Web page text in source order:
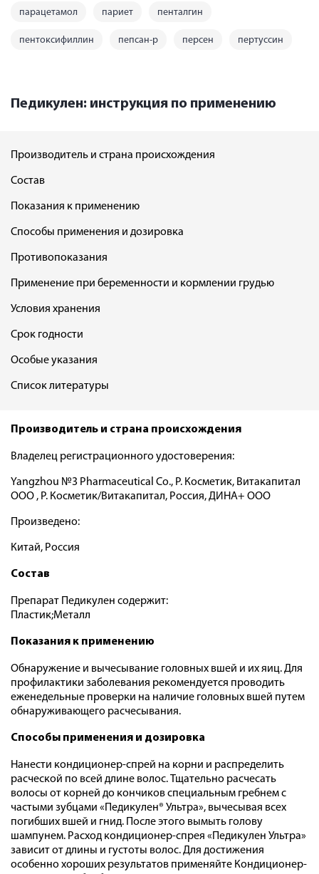
парацетамол париет пенталгин
пентоксифиллин пепсан-р персен пертуссин
Педикулен: инструкция по применению
Производитель и страна происхождения
Состав
Показания к применению
Способы применения и дозировка
Противопоказания
Применение при беременности и кормлении грудью
Условия хранения
Срок годности
Особые указания
Список литературы
Производитель и страна происхождения
Владелец регистрационного удостоверения:
Yangzhou №3 Pharmaceutical Co., Р. Косметик, Витакапитал
ООО , Р. Косметик/Витакапитал, Россия, ДИНА+ ООО
Произведено:
Китай, Россия
Состав
Препарат Педикулен содержит:
Пластик;Металл
Показания к применению
Обнаружение и вычесывание головных вшей и их яиц. Для
профилактики заболевания рекомендуется проводить
еженедельные проверки на наличие головных вшей путем
обнаруживающего расчесывания.
Способы применения и дозировка
Нанести кондиционер-спрей на корни и распределить
расческой по всей длине волос. Тщательно расчесать
волосы от корней до кончиков специальным гребнем с
частыми зубцами «Педикулен® Ультра», вычесывая всех
погибших вшей и гнид. После этого вымыть голову
шампунем. Расход кондиционер-спрея «Педикулен Ультра»
зависит от длины и густоты волос. Для достижения
особенно хороших результатов применяйте Кондиционер-